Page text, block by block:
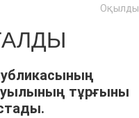
тұрғыны